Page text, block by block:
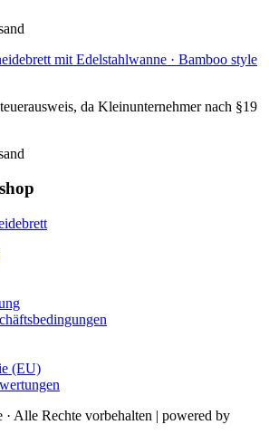
mit Edelstahlwanne · Bamboo style
da Kleinunternehmer nach §19
(EU)
Alle Rechte vorbehalten | powered by